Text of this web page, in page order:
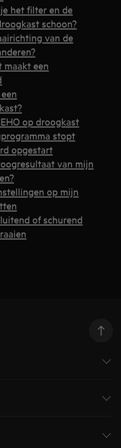
het filter en de
schoon?
van de
maakt een
op droogkast
stopt
opgestart
van mijn
op mijn
of schurend